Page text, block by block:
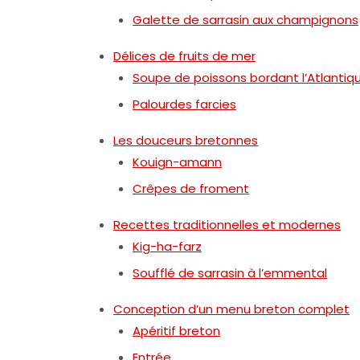
Galette de sarrasin aux champignons
Délices de fruits de mer
Soupe de poissons bordant
Palourdes farcies
Les douceurs bretonnes
Kouign-amann
Crêpes de froment
Recettes traditionnelles et modernes
Kig-ha-farz
Soufflé de sarrasin à l’emmental
Conception d’un menu breton complet
Apéritif breton